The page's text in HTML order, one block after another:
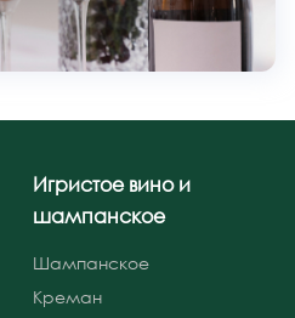
Игристое вино и
шампанское
Шампанское
Креман